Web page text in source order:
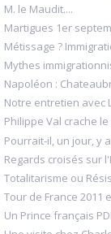
M. le Maudit....
Martigues 1er
Métissage ?
Mythes
Napoléon :
Notre entretien avec
Philippe Val crache le
Pourrait-il, un jour, y
Regards croisés sur
Totalitarisme ou
Tour de France 2011
Un Prince français